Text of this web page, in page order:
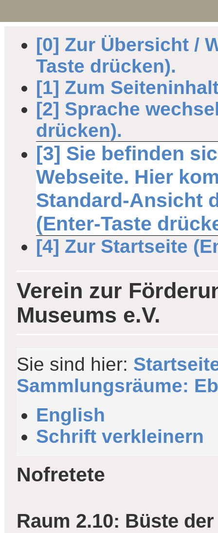
[0] Zur Übersicht /
Taste drücken).
[1] Zum
[2] Sprache
drücken).
[3] Sie befinden
Webseite. Hier
Standard-Ansicht
(Enter-Taste
[4] Zur Startseite
Verein zur
Museums e.V.
Sie sind hier:
Sammlungsräume:
English
Schrift verkleinern
Nofretete
Raum 2.10: Büste